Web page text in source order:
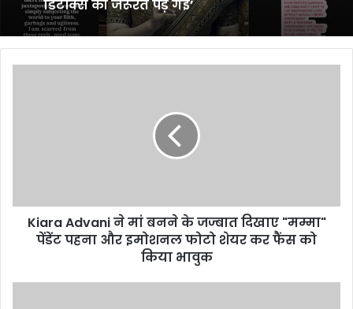
डिटॉक्स की जरूरत पड़ गई’
"मम्मा"
Kiara Advani ने मां बनने के जज्बात दिखाए "मम्मा"
पेंडेंट पहना और इमोशनल फोटो शेयर कर फैंस को
किया भावुक